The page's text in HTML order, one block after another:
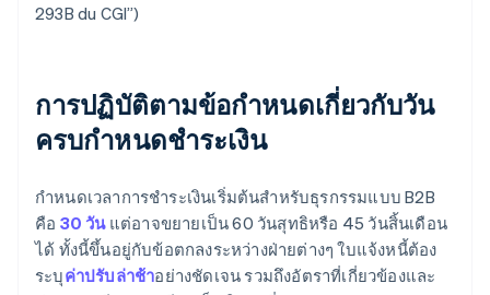
293B du CGI”)
การปฏิบัติตามข้อกำหนดเกี่ยวกับวัน
ครบกำหนดชำระเงิน
กำหนดเวลาการชำระเงินเริ่มต้นสำหรับธุรกรรมแบบ B2B
คือ 30 วันแต่อาจขยายเป็น 60 วันสุทธิหรือ 45 วันสิ้นเดือน
ได้ ทั้งนี้ขึ้นอยู่กับข้อตกลงระหว่างฝ่ายต่างๆ ใบแจ้งหนี้ต้อง
ระบุค่าปรับล่าช้าอย่างชัดเจน รวมถึงอัตราที่เกี่ยวข้องและ